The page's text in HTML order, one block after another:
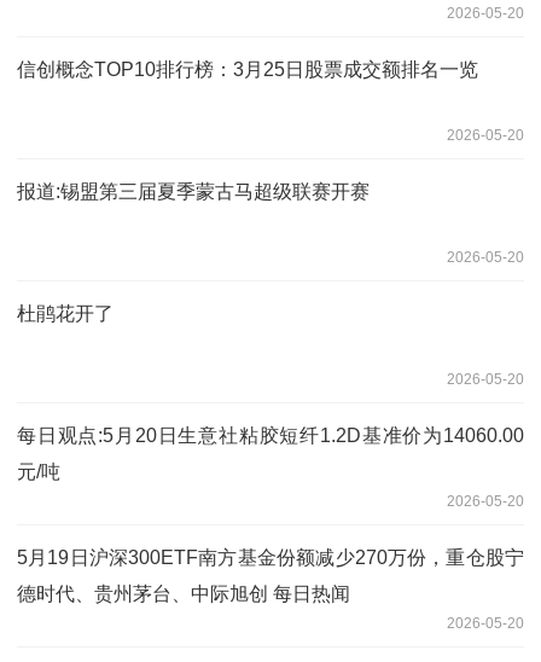
2026-05-20
信创概念TOP10排行榜：3月25日股票成交额排名一览
2026-05-20
报道:锡盟第三届夏季蒙古马超级联赛开赛
2026-05-20
杜鹃花开了
2026-05-20
每日观点:5月20日生意社粘胶短纤1.2D基准价为14060.00
元/吨
2026-05-20
5月19日沪深300ETF南方基金份额减少270万份，重仓股宁
德时代、贵州茅台、中际旭创 每日热闻
2026-05-20